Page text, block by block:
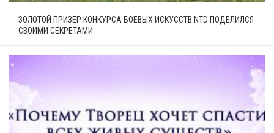
ЗОЛОТОЙ ПРИЗЁР КОНКУРСА БОЕВЫХ ИСКУССТВ NTD ПОДЕЛИЛСЯ
СВОИМИ СЕКРЕТАМИ